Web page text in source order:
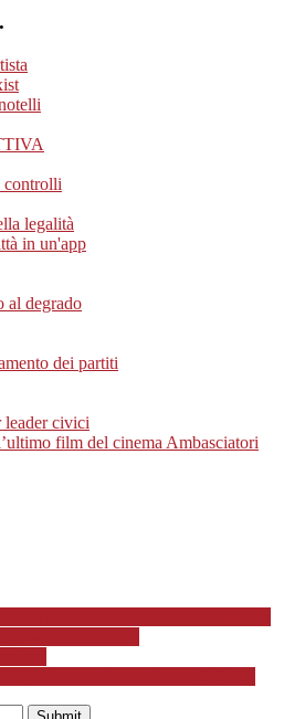
controlli
legalità
in un'app
al degrado
dei partiti
leader civici
film del cinema Ambasciatori